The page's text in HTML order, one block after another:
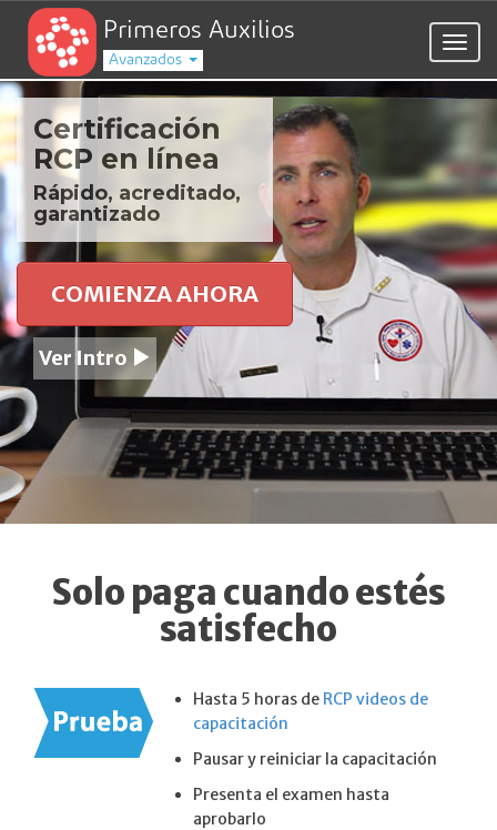
Primeros Auxilios
Avanzados
Certificación
RCP en línea
Rápido, acreditado,
garantizado
COMIENZA AHORA
Ver Intro
Solo paga cuando estés
satisfecho
Hasta 5 horas de RCP videos de
capacitación
Pausar y reiniciar la capacitación
Presenta el examen hasta
aprobarlo